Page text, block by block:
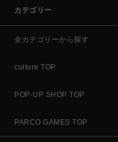
カテゴリー
全カテゴリーから探す
culture TOP
POP-UP SHOP TOP
PARCO GAMES TOP